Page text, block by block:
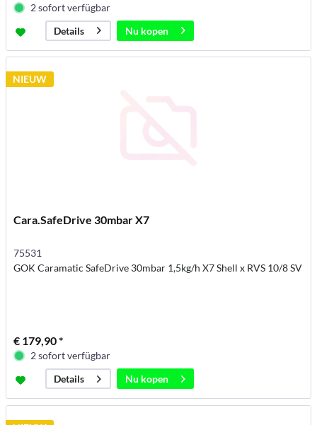
2 sofort verfügbar
Details
Nu kopen
NIEUW
Cara.SafeDrive 30mbar X7
75531
GOK Caramatic SafeDrive 30mbar 1,5kg/h X7 Shell x RVS 10/8 SV
€ 179,90 *
2 sofort verfügbar
Details
Nu kopen